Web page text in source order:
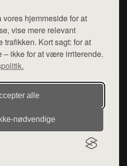
hjemmeside for at
vise mere relevant
trafikken. Kort sagt: for at
– ikke for at være irriterende.
alle
Mail: hej@want.dk
Cookie- og privatlivspolitik
der udgiver en række
af forskellige produkter fra
ikke varer fra denne side - vi
varen. Vi har heller ikke